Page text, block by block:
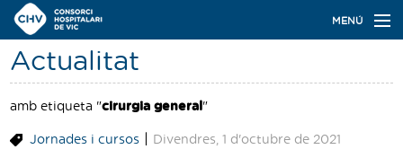
Navegació
principal
MENÚ
Actualitat
Coneix el Consorci
Especialitats
Actualitat
amb etiqueta "cirurgia general "
Jornades i cursos| Divendres, 1 d'octubre de 2021